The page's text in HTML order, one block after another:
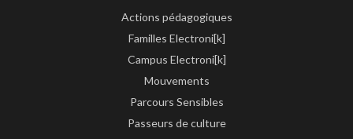
Actions pédagogiques
Familles Electroni[k]
Campus Electroni[k]
Mouvements
Parcours Sensibles
Passeurs de culture